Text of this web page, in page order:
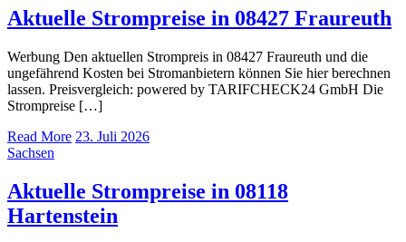
Aktuelle Strompreise in 08427 Fraureuth
Werbung Den aktuellen Strompreis in 08427 Fraureuth und die
ungefährend Kosten bei Stromanbietern können Sie hier berechnen
lassen. Preisvergleich: powered by TARIFCHECK24 GmbH Die
Strompreise […]
Read More 23. Juli 2026
Sachsen
Aktuelle Strompreise in 08118
Hartenstein